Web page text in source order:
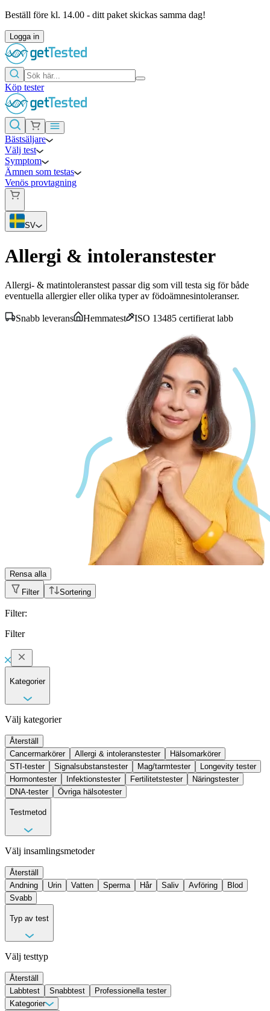
Beställ före kl. 14.00 - ditt paket skickas samma dag!
Logga in
Köp tester
Bästsäljare
Välj test
Symptom
Ämnen som testas
Venös provtagning
SV
Allergi & intoleranstester
Allergi- & matintoleranstest passar dig som vill testa sig för både
eventuella allergier eller olika typer av födoämnesintoleranser.
Snabb leverans Hemmatest ISO 13485 certifierat labb
Rensa alla
Filter
Sortering
Filter:
Filter
Kategorier
Välj kategorier
Återställ
Cancermarkörer
Allergi & intoleranstester
Hälsomarkörer
STI-tester
Signalsubstanstester Mag/tarmtester
Longevity tester
Hormontester
Infektionstester Fertilitetstester
Näringstester
DNA-tester
Övriga hälsotester
Testmetod
Välj insamlingsmetoder
Återställ
Andning
Urin Vatten Sperma Hår Saliv Avföring
Blod
Svabb
Typ av test
Välj testtyp
Återställ
Labbtest
Snabbtest
Professionella tester
Kategorier